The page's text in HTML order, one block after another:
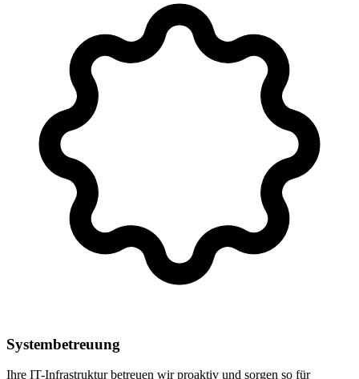
Systembetreuung
Ihre IT-Infrastruktur betreuen wir proaktiv und sorgen so für